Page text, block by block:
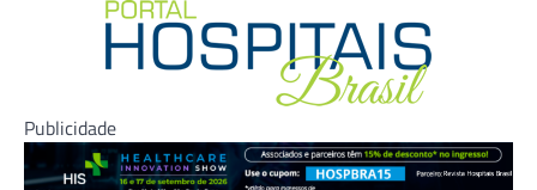
Publicidade